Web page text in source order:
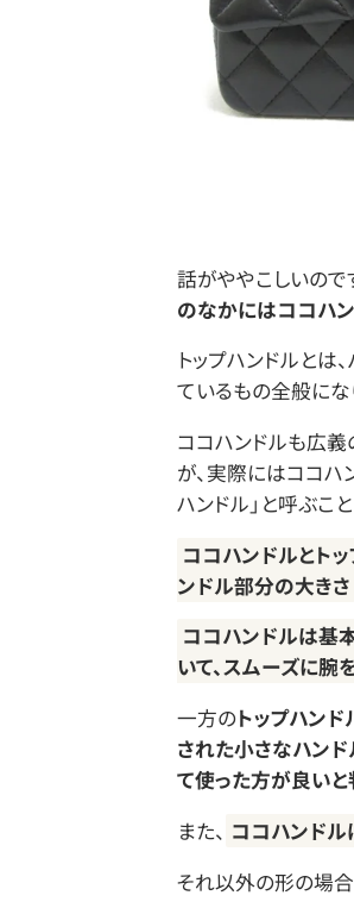
話がややこしいので
のなかにはココハ
トップハンドルとは
ているもの全般にな
ココハンドルも広義
が、実際にはココハ
ハンドル」と呼ぶこ
ココハンドルとト
ンドル部分の大きさ
ココハンドルは基
いて、スムーズに腕
一方のトップハン
された小さなハンド
て使った方が良い
また、 ココハンド
それ以外の形の場合